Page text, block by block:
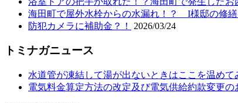
海田町で屋外水栓からの水漏れ！？ I様邸の修繕
防犯カメラに補助金？！
2026/03/24
トミナガニュース
水道管が凍結して湯が出ないときはここを温めて
電気料金算定方法の改定及び電気供給約款変更の